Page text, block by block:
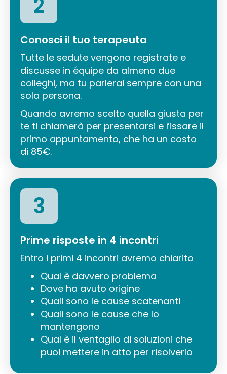
Conosci il tuo terapeuta
Tutte le sedute vengono registrate e
discusse in équipe da almeno due
colleghi, ma tu parlerai sempre con una
sola persona.
Quando avremo scelto quella giusta per
te ti chiamerà per presentarsi e fissare il
primo appuntamento, che ha un costo
di 85€.
3
Prime risposte in 4 incontri
Entro i primi 4 incontri avremo chiarito
Qual è davvero problema
Dove ha avuto origine
Quali sono le cause scatenanti
Quali sono le cause che lo
mantengono
Qual è il ventaglio di soluzioni che
puoi mettere in atto per risolverlo